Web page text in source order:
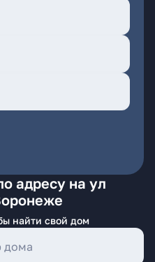
адресу на ул
найти свой дом